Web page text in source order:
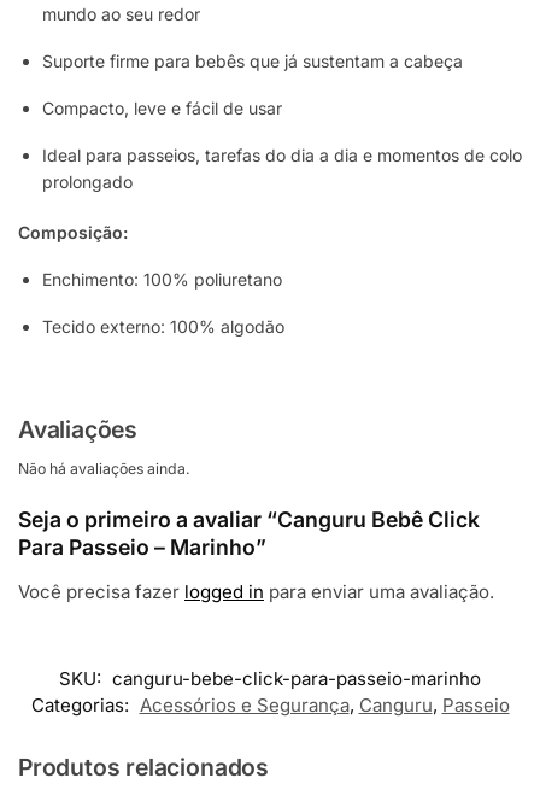
mundo ao seu redor
Suporte firme para bebês que já sustentam a cabeça
Compacto, leve e fácil de usar
Ideal para passeios, tarefas do dia a dia e momentos de colo
prolongado
Composição:
Enchimento: 100% poliuretano
Tecido externo: 100% algodão
Avaliações
Não há avaliações ainda.
Seja o primeiro a avaliar “Canguru Bebê Click
Para Passeio – Marinho”
Você precisa fazer logged in para enviar uma avaliação.
SKU: canguru-bebe-click-para-passeio-marinho
Categorias: Acessórios e Segurança, Canguru, Passeio
Produtos relacionados